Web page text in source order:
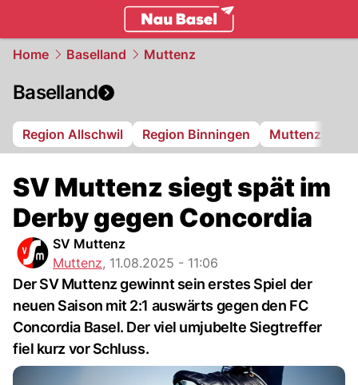
Home Baselland Muttenz
Baselland
Region Allschwil Region Binningen Muttenz
SV Muttenz siegt spät im
Derby gegen Concordia
SV Muttenz
Muttenz, 11.08.2025 - 11:06
Der SV Muttenz gewinnt sein erstes Spiel der
neuen Saison mit 2:1 auswärts gegen den FC
Concordia Basel. Der viel umjubelte Siegtreffer
fiel kurz vor Schluss.